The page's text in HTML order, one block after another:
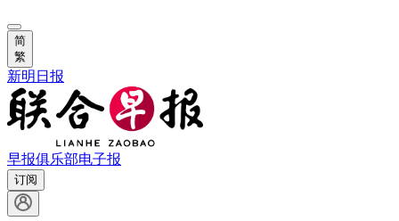
简
繁
新明日报
早报俱乐部电子报
订阅